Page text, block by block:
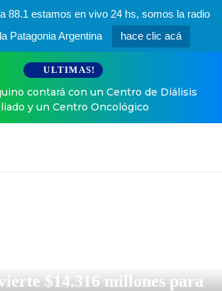
88.1 estamos en vivo 24 hs, somos la radio
Patagonia Argentina
hace clic acá
ULTIMAS!
contará con un Centro de Diálisis
y un Centro Oncológico
$14.316 millones para